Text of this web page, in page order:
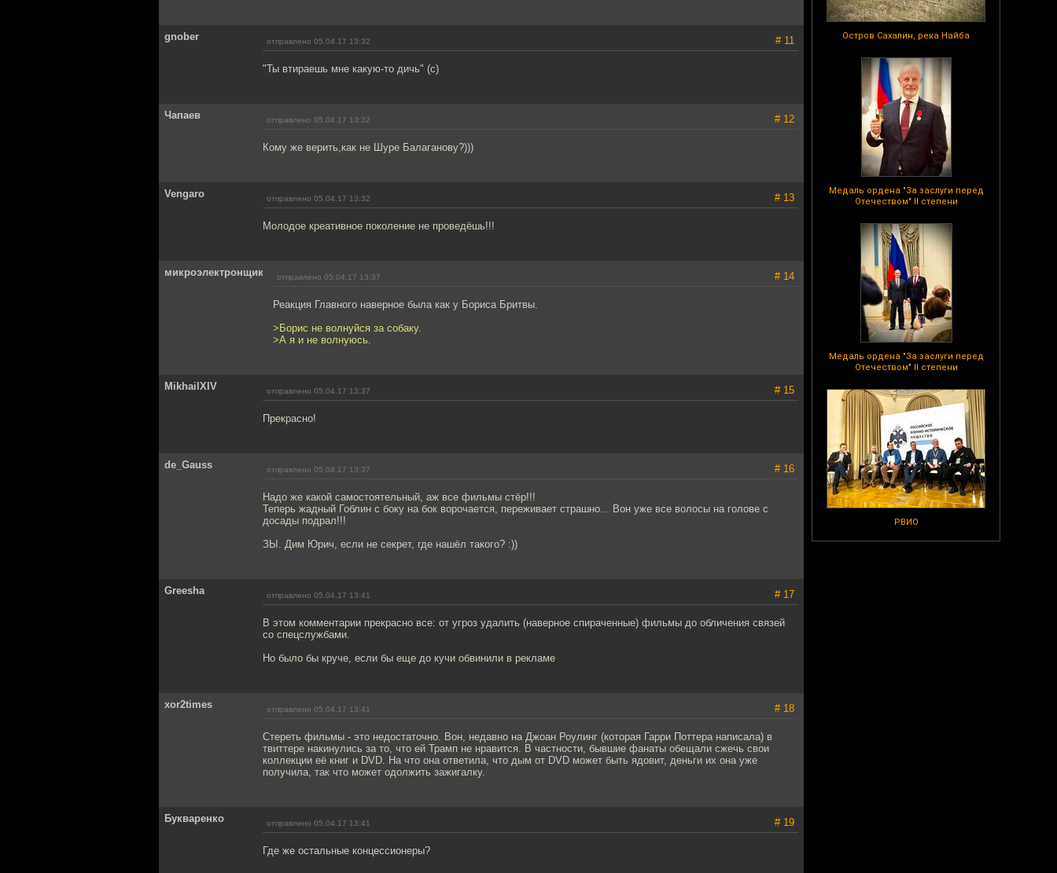
Остров Сахалин, река Найба
Медаль ордена "За заслуги перед
Отечеством" II степени
Медаль ордена "За заслуги перед
Отечеством" II степени
РВИО
gnober отправлено 05.04.17 13:32 # 11
"Ты втираешь мне какую-то дичь" (с)
Чапаев отправлено 05.04.17 13:32 # 12
Кому же верить,как не Шуре Балаганову?)))
Vengaro отправлено 05.04.17 13:32 # 13
Молодое креативное поколение не проведёшь!!!
микроэлектронщик отправлено 05.04.17 13:37 # 14
Реакция Главного наверное была как у Бориса Бритвы.
>Борис не волнуйся за собаку.
>А я и не волнуюсь.
MikhailXIV отправлено 05.04.17 13:37 # 15
Прекрасно!
de_Gauss отправлено 05.04.17 13:37 # 16
Надо же какой самостоятельный, аж все фильмы стёр!!!
Теперь жадный Гоблин с боку на бок ворочается, переживает страшно... Вон уже все волосы на голове с
досады подрал!!!
ЗЫ. Дим Юрич, если не секрет, где нашёл такого? :))
Greesha отправлено 05.04.17 13:41 # 17
В этом комментарии прекрасно все: от угроз удалить (наверное спираченные) фильмы до обличения связей
со спецслужбами.
Но было бы круче, если бы еще до кучи обвинили в рекламе
xor2times отправлено 05.04.17 13:41 # 18
Стереть фильмы - это недостаточно. Вон, недавно на Джоан Роулинг (которая Гарри Поттера написала) в
твиттере накинулись за то, что ей Трамп не нравится. В частности, бывшие фанаты обещали сжечь свои
коллекции её книг и DVD. На что она ответила, что дым от DVD может быть ядовит, деньги их она уже
получила, так что может одолжить зажигалку.
Букваренко отправлено 05.04.17 13:41 # 19
Где же остальные концессионеры?